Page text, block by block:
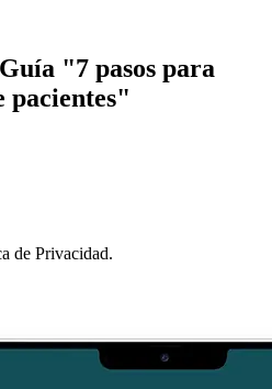
"7 pasos para
pacientes"
de Privacidad.